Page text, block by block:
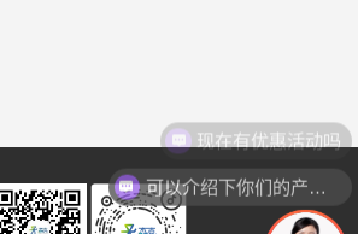
现在有优惠活动吗